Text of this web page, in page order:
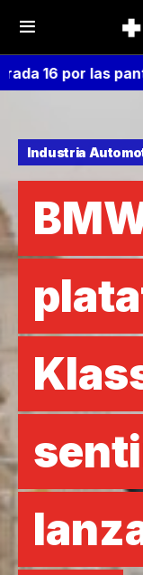
16 por las
Industria